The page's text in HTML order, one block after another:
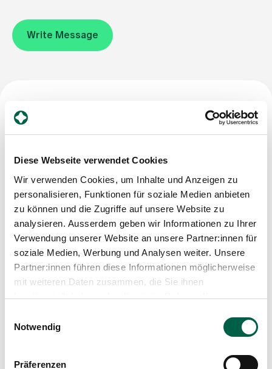
Diese Webseite verwendet Cookies
Wir verwenden Cookies, um Inhalte und Anzeigen zu
personalisieren, Funktionen für soziale Medien anbieten
zu können und die Zugriffe auf unsere Website zu
analysieren. Ausserdem geben wir Informationen zu Ihrer
Verwendung unserer Website an unsere Partner:innen für
soziale Medien, Werbung und Analysen weiter. Unsere
Partner:innen führen diese Informationen möglicherweise
mit weiteren Daten zusammen, die Sie ihnen
bereitgestellt haben oder die sie im Rahmen Ihrer
Notwendig
Präferenzen
Jobs & Career
Write Message
Specialist title
the musculoskeletal system
Doctor of Chiropractic
Specialist chiropractor
Blog article